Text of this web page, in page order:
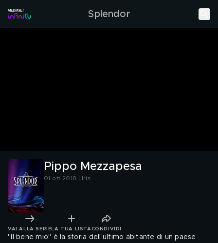
Splendor
Pippo Mezzapesa
01 ott 2018 | Iris
VAI ALLA SERIE LA TUA LISTA CONDIVIDI
"Il bene mio" è la storia dell'ultimo abitante di un paese